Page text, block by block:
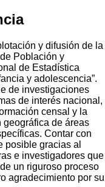
y difusión de la
Población y
de Estadística
y adolescencia”.
de investigaciones
de interés nacional,
censal y la
de áreas
Contar con
posible gracias al
e investigadores que
un riguroso proceso
agradecimiento por su